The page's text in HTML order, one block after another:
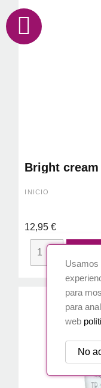
Bright
INICIO
12,95 €
Usamos
para
para
web
No